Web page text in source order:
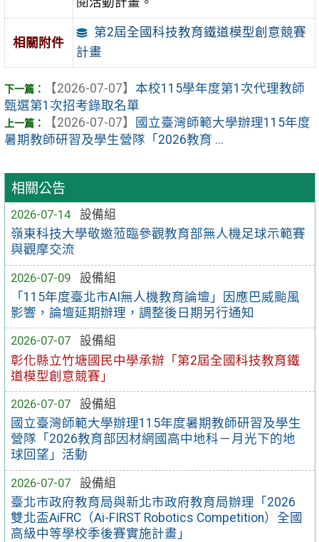
相關公告
2026-07-14
設備組
嶺東科技大學敬邀蒞臨參觀教育部無人機足球示範賽
與觀摩交流
2026-07-09
設備組
「115年度臺北市AI無人機教育論壇」因應巴威颱風
影響，論壇延期辦理，調整後日期另行通知
2026-07-07
設備組
彰化縣立竹塘國民中學承辦「第2屆全國科技教育鐵
道模型創意競賽」
2026-07-07
設備組
國立臺灣師範大學辦理115年度暑期教師研習及學生
營隊「2026教育部因材網國高中地科－月光下的地
球回望」活動
2026-07-07
設備組
臺北市政府教育局與新北市政府教育局辦理「2026
雙北盃AiFRC（Ai-FIRST Robotics Competition）全國
高級中等學校季後賽實施計畫」
相關附件
第2屆全國科技教育鐵道模型創意競賽
計畫
【2026-07-07】 本校115學年度第1次代理教師
甄選第1次招考錄取名單
【2026-07-07】
國立臺灣師範大學辦理115年度
暑期教師研習及學生營隊「2026教育 ...